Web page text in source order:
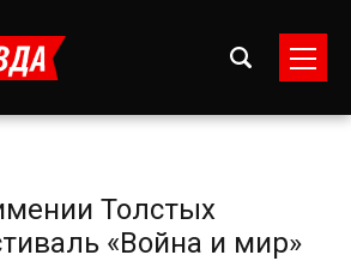
Толстых
«Война и мир»